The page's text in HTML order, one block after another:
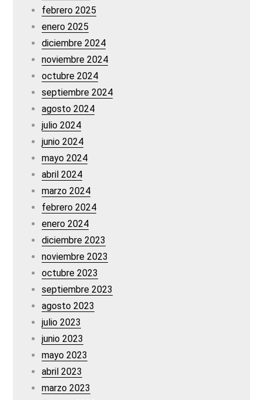
febrero 2025
enero 2025
diciembre 2024
noviembre 2024
octubre 2024
septiembre 2024
agosto 2024
julio 2024
junio 2024
mayo 2024
abril 2024
marzo 2024
febrero 2024
enero 2024
diciembre 2023
noviembre 2023
octubre 2023
septiembre 2023
agosto 2023
julio 2023
junio 2023
mayo 2023
abril 2023
marzo 2023